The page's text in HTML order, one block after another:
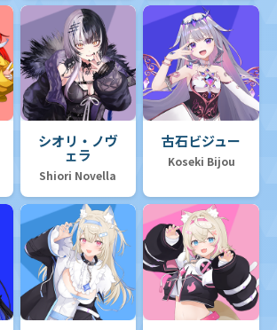
シオリ・ノヴ
ェラ
Shiori Novella
古石ビジュー
Koseki Bijou